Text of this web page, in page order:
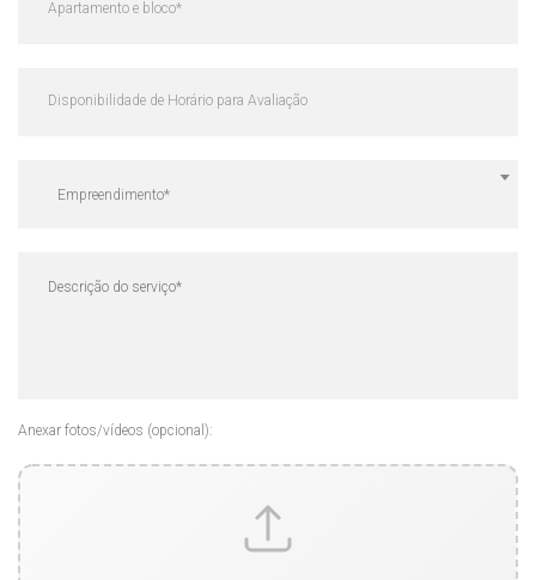
Empreendimento*
Anexar fotos/vídeos (opcional):